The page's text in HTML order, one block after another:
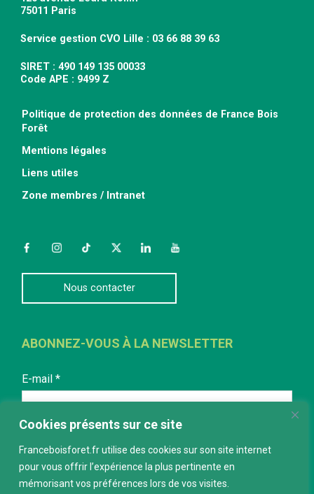
Cookies présents sur ce site
Franceboisforet.fr utilise des cookies sur son site internet
pour vous offrir l’expérience la plus pertinente en
mémorisant vos préférences lors de vos visites.
75011 Paris
Service gestion CVO Lille : 03 66 88 39 63
SIRET : 490 149 135 00033
Code APE : 9499 Z
Politique de protection des données de France Bois
Forêt
Mentions légales
Liens utiles
Zone membres / Intranet
FacebookInstagramTikTokTwitterLinkedInYouTube
Nous contacter
ABONNEZ-VOUS À LA NEWSLETTER
E-mail *